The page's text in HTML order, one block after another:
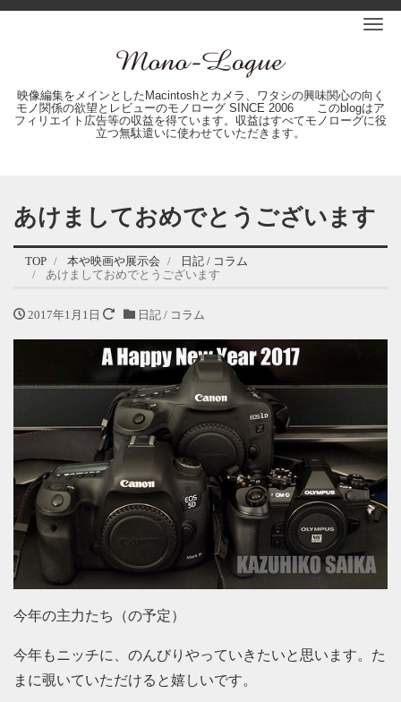
映像編集をメインとしたMacintoshとカメラ、ワタシの興味関心の向く
モノ関係の欲望とレビューのモノローグ SINCE 2006 このblogはア
フィリエイト広告等の収益を得ています。収益はすべてモノローグに役
立つ無駄遣いに使わせていただきます。
あけましておめでとうございます
TOP 本や映画や展示会
日記 / コラム
あけましておめでとうございます
2017年1月1日 日記 / コラム
今年の主力たち（の予定）
今年もニッチに、のんびりやっていきたいと思います。た
まに覗いていただけると嬉しいです。